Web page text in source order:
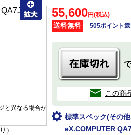
と異なる場合が
）
55,600円(税込)
送料無料 505ポイント
この商
標準スペック(その
eX.COMPUTER